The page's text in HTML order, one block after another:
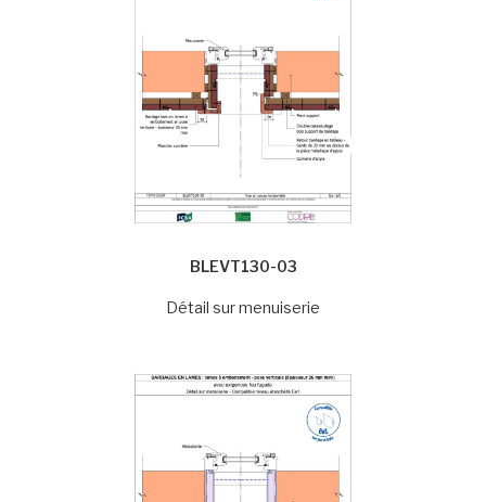
BLEVT130-03
Détail sur menuiserie